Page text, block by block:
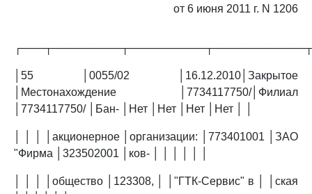
от 6 июня 2011 г. N 1206
│55 │0055/02 │16.12.2010│Закрытое
│Местонахождение │7734117750/│Филиал
│7734117750/ │Бан- │Нет │Нет │Нет │Нет │ │
│ │ │ │акционерное │организации: │773401001 │ЗАО
"Фирма │323502001 │ков- │ │ │ │ │ │
│ │ │ │общество │123308, │ │"ГТК-Сервис" в │ │ская